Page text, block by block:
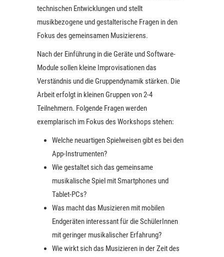
technischen Entwicklungen und stellt
musikbezogene und gestalterische Fragen in den
Fokus des gemeinsamen Musizierens.
Nach der Einführung in die Geräte und Software-
Module sollen kleine Improvisationen das
Verständnis und die Gruppendynamik stärken. Die
Arbeit erfolgt in kleinen Gruppen von 2-4
Teilnehmern. Folgende Fragen werden
exemplarisch im Fokus des Workshops stehen:
Welche neuartigen Spielweisen gibt es bei den
App-Instrumenten?
Wie gestaltet sich das gemeinsame
musikalische Spiel mit Smartphones und
Tablet-PCs?
Was macht das Musizieren mit mobilen
Endgeräten interessant für die SchülerInnen
mit geringer musikalischer Erfahrung?
Wie wirkt sich das Musizieren in der Zeit des